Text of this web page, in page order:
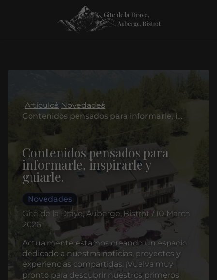
Artículos Novedades
Contenidos pensados para informarle, inspirarle y guiarle.
Contenidos pensados para
informarle, inspirarle y
guiarle.
Novedades
Gîte de la Draye, Auberge, Bistrot / 10 March
2026
Actualmente estamos creando un espacio
dedicado a nuestras noticias, proyectos y
experiencias compartidas. ¡Vuelva muy
pronto para descubrir nuestros primeros